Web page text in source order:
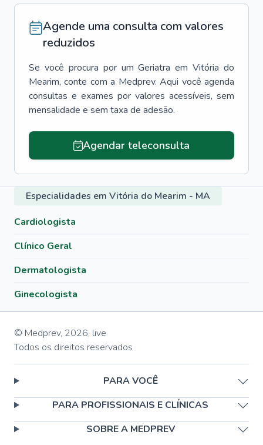
Agende uma consulta com valores
reduzidos
Se você procura por um Geriatra em Vitória do
Mearim, conte com a Medprev. Aqui você agenda
consultas e exames por valores acessíveis, sem
mensalidade e sem taxa de adesão.
Agendar teleconsulta
Especialidades em Vitória do Mearim - MA
Cardiologista
Clínico Geral
Dermatologista
Ginecologista
© Medprev, 2026, live
Todos os direitos reservados
PARA VOCÊ
PARA PROFISSIONAIS E CLÍNICAS
SOBRE A MEDPREV